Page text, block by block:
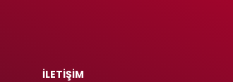
İLETİŞİM